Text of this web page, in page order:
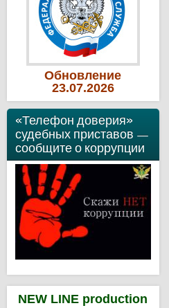
Обновление
23.07.2026
«Телефон доверия»
судебных приставов —
сообщите о коррупции
NEW LINE production